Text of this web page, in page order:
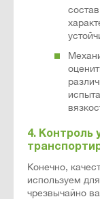
4. Контроль
Конечно,
используем
чрезвычайно